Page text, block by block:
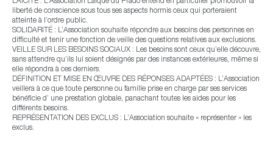
liberté de conscience sous tous ses aspects hormis ceux qui porteraient
atteinte à l’ordre public.
SOLIDARITÉ : L’Association souhaite répondre aux besoins des personnes en
difficulté et tenir une fonction de veille des questions relatives aux exclusions.
VEILLE SUR LES BESOINS SOCIAUX : Les besoins sont ceux qu’elle découvre,
sans attendre qu’ils lui soient désignés par des instances extérieures, même si
elle répondra à ces derniers.
DÉFINITION ET MISE EN ŒUVRE DES RÉPONSES ADAPTÉES : L’Association
veillera à ce que toute personne ou famille prise en charge par ses services
bénéficie d’ une prestation globale, panachant toutes les aides pour les
différents besoins.
REPRÉSENTATION DES EXCLUS : L’Association souhaite « représenter » les
exclus.